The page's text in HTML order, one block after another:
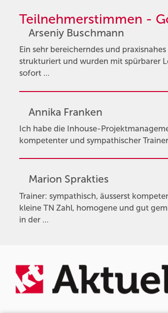
Teilnehmerstimmen -
Arseniy Buschmann
Ein sehr bereicherndes und
strukturiert und wurden mit spürbarer
sofort …
Annika Franken
Ich habe die Inhouse-
kompetenter und sympathischer
Marion Sprakties
Trainer: sympathisch, äusserst
kleine TN Zahl, homogene und gut
in der …